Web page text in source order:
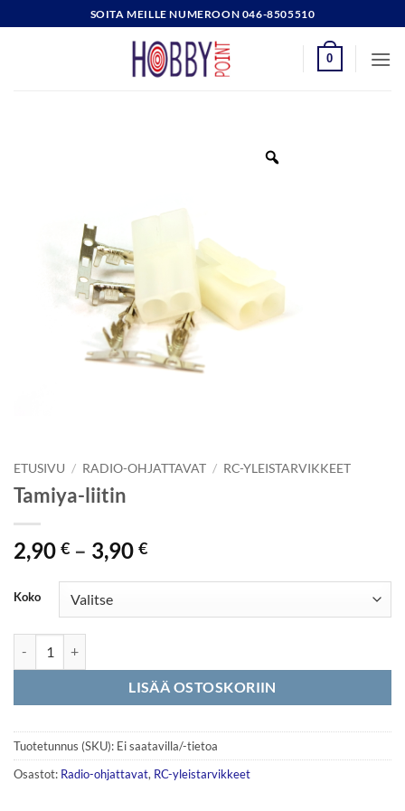
to
SOITA MEILLE NUMEROON 046-8505510
0
ETUSIVU / RADIO-OHJATTAVAT / RC-YLEISTARVIKKEET
Tamiya-liitin
2,90 € – 3,90 €Hintaluokka:
3,90 €
Koko
LISÄÄ OSTOSKORIIN
Tuotetunnus (SKU): Ei saatavilla/-tietoa
Osastot: Radio-ohjattavat, RC-yleistarvikkeet